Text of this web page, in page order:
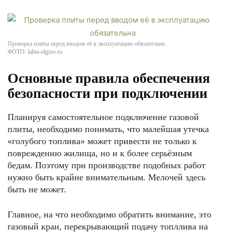
Проверка плиты перед вводом её в эксплуатацию обязательна
ФОТО: lahta-olgino.ru
Основные правила обеспечения
безопасности при подключении
Планируя самостоятельное подключение газовой
плиты, необходимо понимать, что малейшая утечка
«голубого топлива» может привести не только к
повреждению жилища, но и к более серьёзным
бедам. Поэтому при производстве подобных работ
нужно быть крайне внимательным. Мелочей здесь
быть не может.
Главное, на что необходимо обратить внимание, это
газовый кран, перекрывающий подачу топллива на